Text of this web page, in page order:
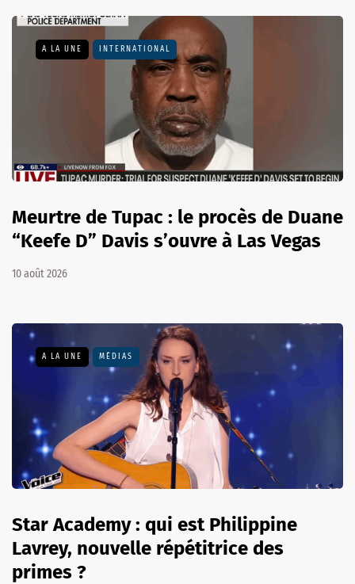
A LA UNE INTERNATIONAL
Meurtre de Tupac : le procès de Duane
“Keefe D” Davis s’ouvre à Las Vegas
10 août 2026
A LA UNE MÉDIAS
Star Academy : qui est Philippine
Lavrey, nouvelle répétitrice des
primes ?